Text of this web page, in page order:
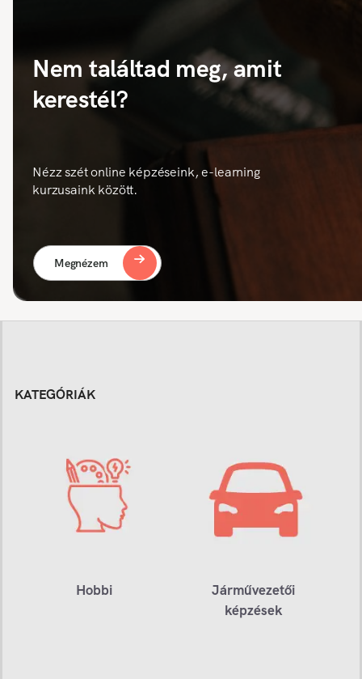
Nem találtad meg, amit
kerestél?
Nézz szét online képzéseink, e-learning
kurzusaink között.
Megnézem
KATEGÓRIÁK
Hobbi
Járművezetői
képzések